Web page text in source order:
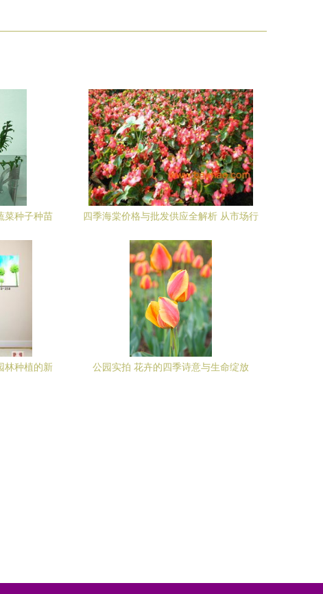
菜种子种苗
四季海棠价格与批发供应全解析 从市场行
林种植的新
公园实拍 花卉的四季诗意与生命绽放